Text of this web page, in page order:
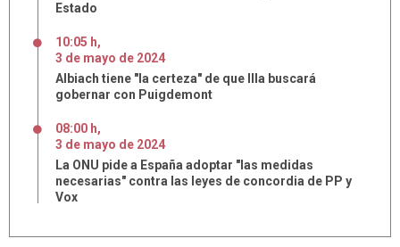
Estado
10:05 h,
3 de mayo de 2024
Albiach tiene "la certeza" de que Illa buscará
gobernar con Puigdemont
08:00 h,
3 de mayo de 2024
La ONU pide a España adoptar "las medidas
necesarias" contra las leyes de concordia de PP y
Vox